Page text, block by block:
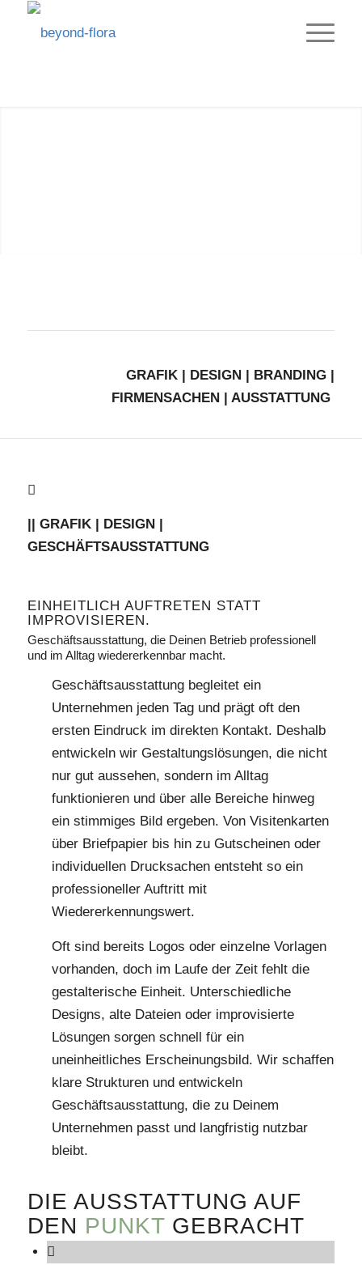
GRAFIK | DESIGN | BRANDING |
FIRMENSACHEN | AUSSTATTUNG
|| GRAFIK | DESIGN |
GESCHÄFTSAUSSTATTUNG
EINHEITLICH AUFTRETEN STATT
IMPROVISIEREN.
Geschäftsausstattung, die Deinen Betrieb professionell
und im Alltag wiedererkennbar macht.
Geschäftsausstattung begleitet ein
Unternehmen jeden Tag und prägt oft den
ersten Eindruck im direkten Kontakt. Deshalb
entwickeln wir Gestaltungslösungen, die nicht
nur gut aussehen, sondern im Alltag
funktionieren und über alle Bereiche hinweg
ein stimmiges Bild ergeben. Von Visitenkarten
über Briefpapier bis hin zu Gutscheinen oder
individuellen Drucksachen entsteht so ein
professioneller Auftritt mit
Wiedererkennungswert.
Oft sind bereits Logos oder einzelne Vorlagen
vorhanden, doch im Laufe der Zeit fehlt die
gestalterische Einheit. Unterschiedliche
Designs, alte Dateien oder improvisierte
Lösungen sorgen schnell für ein
uneinheitliches Erscheinungsbild. Wir schaffen
klare Strukturen und entwickeln
Geschäftsausstattung, die zu Deinem
Unternehmen passt und langfristig nutzbar
bleibt.
DIE AUSSTATTUNG AUF
DEN PUNKT GEBRACHT